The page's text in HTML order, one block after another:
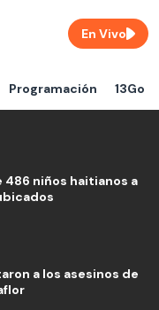
Programación 13Go
En Vivo
niños haitianos a
a los asesinos de